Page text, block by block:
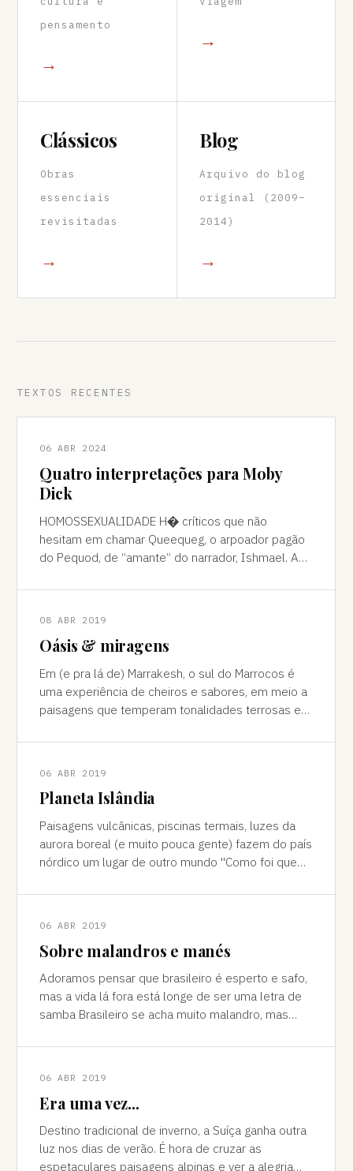
pensamento
→
→
Clássicos
Obras
essenciais
revisitadas
→
Blog
Arquivo do blog
original (2009–
2014)
→
TEXTOS RECENTES
06 ABR 2024
Quatro interpretações para Moby
Dick
HOMOSSEXUALIDADE H� críticos que não
hesitam em chamar Queequeg, o arpoador pagão
do Pequod, de “amante” do narrador, Ishmael. A
compreens
08 ABR 2019
Oásis & miragens
Em (e pra lá de) Marrakesh, o sul do Marrocos é
uma experiência de cheiros e sabores, em meio a
paisagens que temperam tonalidades terrosas e
06 ABR 2019
Planeta Islândia
Paisagens vulcânicas, piscinas termais, luzes da
aurora boreal (e muito pouca gente) fazem do país
nórdico um lugar de outro mundo "Como foi que
06 ABR 2019
Sobre malandros e manés
Adoramos pensar que brasileiro é esperto e safo,
mas a vida lá fora está longe de ser uma letra de
samba Brasileiro se acha muito malandro, mas
06 ABR 2019
Era uma vez...
Destino tradicional de inverno, a Suíça ganha outra
luz nos dias de verão. É hora de cruzar as
espetaculares paisagens alpinas e ver a alegria